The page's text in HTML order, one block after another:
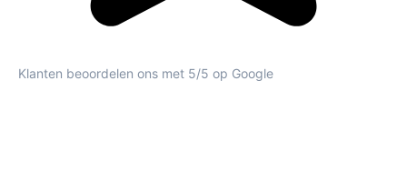
Klanten beoordelen ons met 5/5 op Google